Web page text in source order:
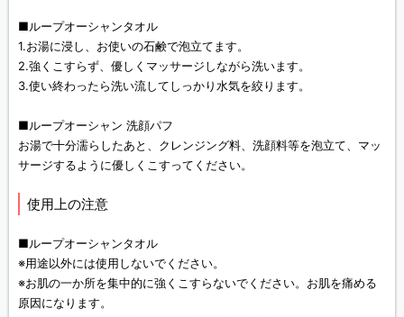
■ループオーシャンタオル
1.お湯に浸し、お使いの石鹸で泡立てます。
2.強くこすらず、優しくマッサージしながら洗います。
3.使い終わったら洗い流してしっかり水気を絞ります。
■ループオーシャン 洗顔パフ
お湯で十分濡らしたあと、クレンジング料、洗顔料等を泡立て、マッ
サージするように優しくこすってください。
使用上の注意
■ループオーシャンタオル
※用途以外には使用しないでください。
※お肌の一か所を集中的に強くこすらないでください。お肌を痛める
原因になります。